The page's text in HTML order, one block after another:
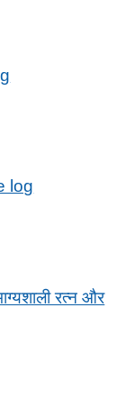
log
रत्न और